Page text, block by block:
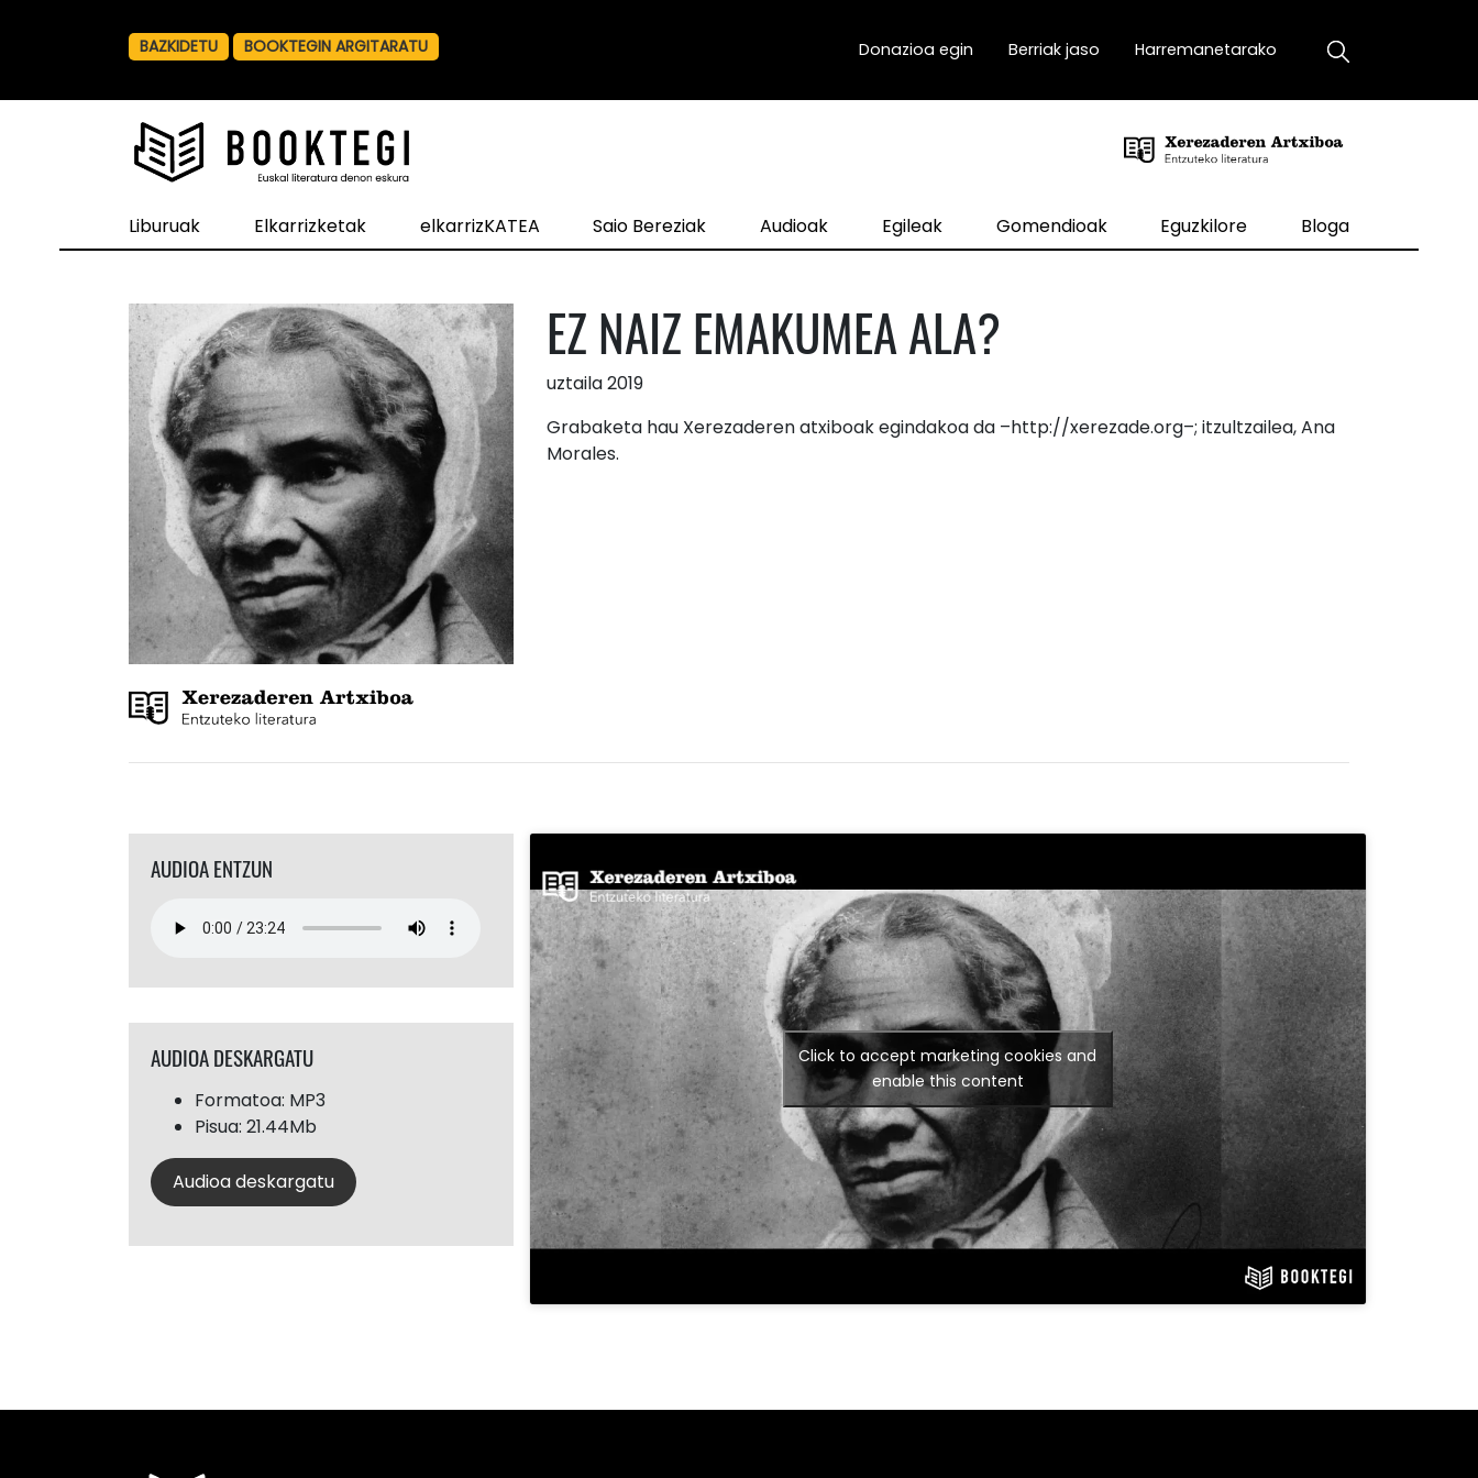
BAZKIDETU BOOKTEGIN ARGITARATU Donazioa egin Berriak jaso Harremanetarako
Liburuak Elkarrizketak elkarrizKATEA Saio Bereziak Audioak Egileak Gomendioak Eguzkilore Bloga
EZ NAIZ EMAKUMEA ALA?
uztaila 2019
Grabaketa hau Xerezaderen atxiboak egindakoa da –http://xerezade.org–; itzultzailea, Ana
Morales.
AUDIOA ENTZUN
AUDIOA DESKARGATU
Formatoa: MP3
Pisua: 21.44Mb
Audioa deskargatu
Click to accept marketing cookies and
enable this content